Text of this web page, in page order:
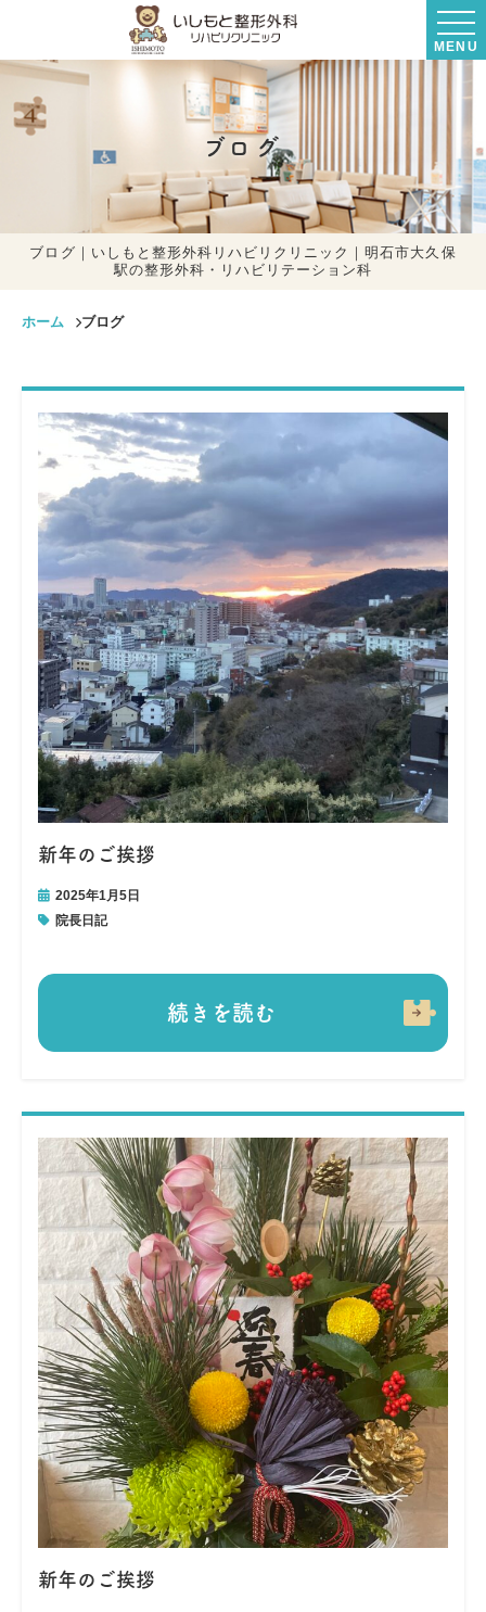
MENU
ブログ
ブログ｜いしもと整形外科リハビリクリニック｜明石市大久保
駅の整形外科・リハビリテーション科
ホーム ブログ
新年のご挨拶
2025年1月5日
院長日記
続きを読む
新年のご挨拶